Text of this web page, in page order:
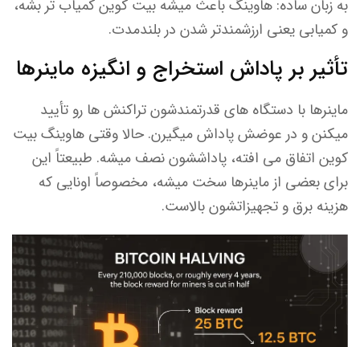
به زبان ساده: هاوینگ باعث میشه بیت کوین کمیاب تر بشه،
و کمیابی یعنی ارزشمندتر شدن در بلندمدت.
تأثیر بر پاداش استخراج و انگیزه ماینرها
ماینرها با دستگاه های قدرتمندشون تراکنش ها رو تأیید
میکنن و در عوضش پاداش میگیرن. حالا وقتی هاوینگ بیت
کوین اتفاق می افته، پاداششون نصف میشه. طبیعتاً این
برای بعضی از ماینرها سخت میشه، مخصوصاً اونایی که
هزینه برق و تجهیزاتشون بالاست.